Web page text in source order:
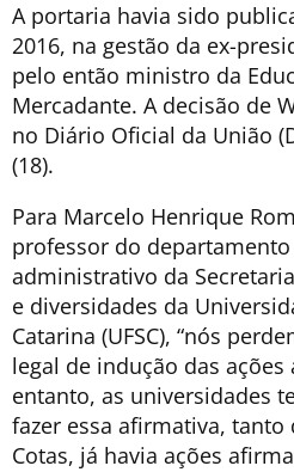
A portaria havia sido
2016, na gestão da ex-
pelo então ministro da
Mercadante. A decisão de
no Diário Oficial da União
(18).
Para Marcelo Henrique
professor do
administrativo da
e diversidades da
Catarina (UFSC), “nós
legal de indução das
entanto, as universidades
fazer essa afirmativa, tanto
Cotas, já havia ações